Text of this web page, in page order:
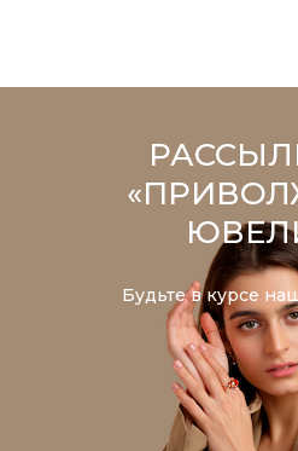
Будьте в курсе